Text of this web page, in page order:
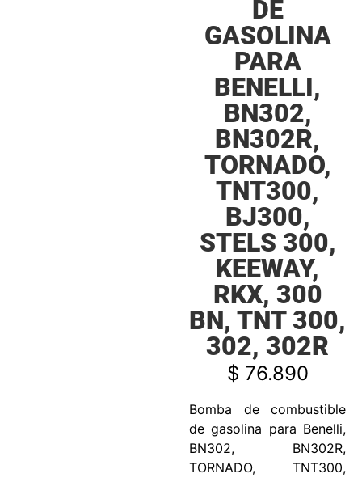
DE
GASOLINA
PARA
BENELLI,
BN302,
BN302R,
TORNADO,
TNT300,
BJ300,
STELS 300,
KEEWAY,
RKX, 300
BN, TNT 300,
302, 302R
$ 76.890
Bomba de combustible
de gasolina para Benelli,
BN302, BN302R,
TORNADO, TNT300,